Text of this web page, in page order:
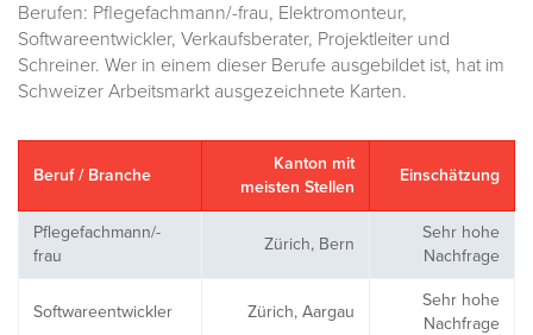
Berufen: Pflegefachmann/-frau, Elektromonteur,
Softwareentwickler, Verkaufsberater, Projektleiter und
Schreiner. Wer in einem dieser Berufe ausgebildet ist, hat im
Schweizer Arbeitsmarkt ausgezeichnete Karten.
Beruf / Branche
Kanton mit
meisten Stellen
Einschätzung
Pflegefachmann/-
frau
Zürich, Bern
Sehr hohe
Nachfrage
Softwareentwickler Zürich, Aargau
Sehr hohe
Nachfrage